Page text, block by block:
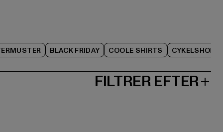
BLACK FRIDAY COOLE SHIRTS
FILTRER EFTER